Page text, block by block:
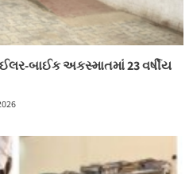
બાઈક અકસ્માતમાં 23 વર્ષીય